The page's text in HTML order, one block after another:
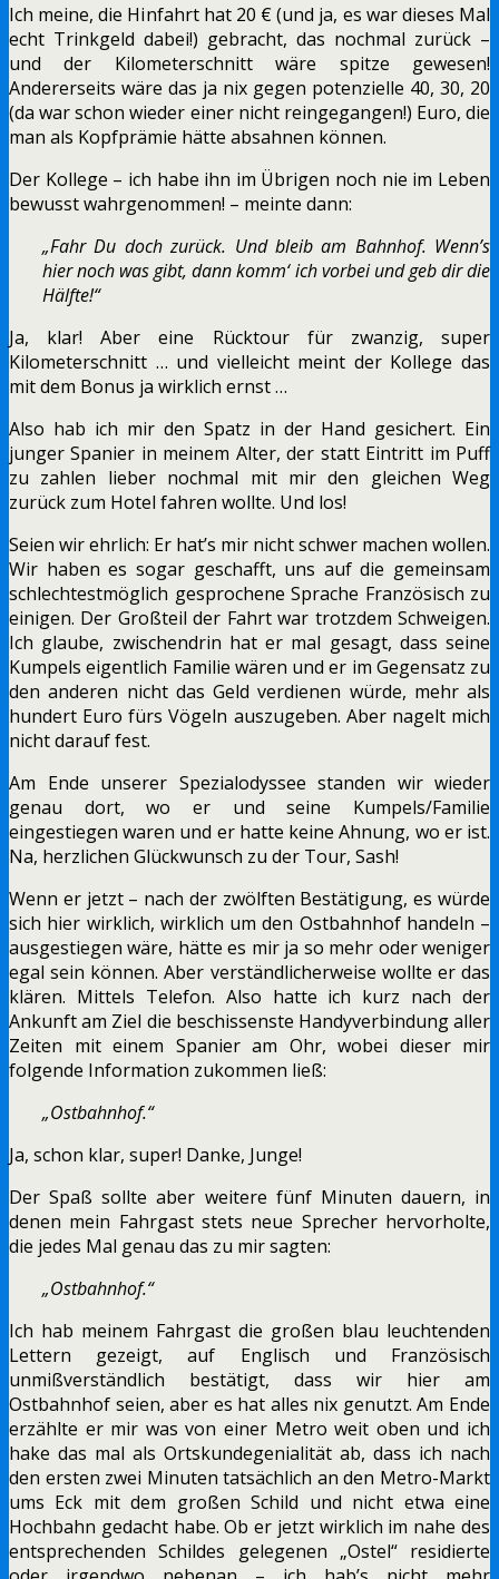
Ich meine, die Hinfahrt hat 20 € (und ja, es war dieses Mal
echt Trinkgeld dabei!) gebracht, das nochmal zurück –
und der Kilometerschnitt wäre spitze gewesen!
Andererseits wäre das ja nix gegen potenzielle 40, 30, 20
(da war schon wieder einer nicht reingegangen!) Euro, die
man als Kopfprämie hätte absahnen können.
Der Kollege – ich habe ihn im Übrigen noch nie im Leben
bewusst wahrgenommen! – meinte dann:
„Fahr Du doch zurück. Und bleib am Bahnhof. Wenn’s
hier noch was gibt, dann komm‘ ich vorbei und geb dir die
Hälfte!“
Ja, klar! Aber eine Rücktour für zwanzig, super
Kilometerschnitt … und vielleicht meint der Kollege das
mit dem Bonus ja wirklich ernst …
Also hab ich mir den Spatz in der Hand gesichert. Ein
junger Spanier in meinem Alter, der statt Eintritt im Puff
zu zahlen lieber nochmal mit mir den gleichen Weg
zurück zum Hotel fahren wollte. Und los!
Seien wir ehrlich: Er hat’s mir nicht schwer machen wollen.
Wir haben es sogar geschafft, uns auf die gemeinsam
schlechtestmöglich gesprochene Sprache Französisch zu
einigen. Der Großteil der Fahrt war trotzdem Schweigen.
Ich glaube, zwischendrin hat er mal gesagt, dass seine
Kumpels eigentlich Familie wären und er im Gegensatz zu
den anderen nicht das Geld verdienen würde, mehr als
hundert Euro fürs Vögeln auszugeben. Aber nagelt mich
nicht darauf fest.
Am Ende unserer Spezialodyssee standen wir wieder
genau dort, wo er und seine Kumpels/Familie
eingestiegen waren und er hatte keine Ahnung, wo er ist.
Na, herzlichen Glückwunsch zu der Tour, Sash!
Wenn er jetzt – nach der zwölften Bestätigung, es würde
sich hier wirklich, wirklich um den Ostbahnhof handeln –
ausgestiegen wäre, hätte es mir ja so mehr oder weniger
egal sein können. Aber verständlicherweise wollte er das
klären. Mittels Telefon. Also hatte ich kurz nach der
Ankunft am Ziel die beschissenste Handyverbindung aller
Zeiten mit einem Spanier am Ohr, wobei dieser mir
folgende Information zukommen ließ:
„Ostbahnhof.“
Ja, schon klar, super! Danke, Junge!
Der Spaß sollte aber weitere fünf Minuten dauern, in
denen mein Fahrgast stets neue Sprecher hervorholte,
die jedes Mal genau das zu mir sagten:
„Ostbahnhof.“
Ich hab meinem Fahrgast die großen blau leuchtenden
Lettern gezeigt, auf Englisch und Französisch
unmißverständlich bestätigt, dass wir hier am
Ostbahnhof seien, aber es hat alles nix genutzt. Am Ende
erzählte er mir was von einer Metro weit oben und ich
hake das mal als Ortskundegenialität ab, dass ich nach
den ersten zwei Minuten tatsächlich an den Metro-Markt
ums Eck mit dem großen Schild und nicht etwa eine
Hochbahn gedacht habe. Ob er jetzt wirklich im nahe des
entsprechenden Schildes gelegenen „Ostel“ residierte